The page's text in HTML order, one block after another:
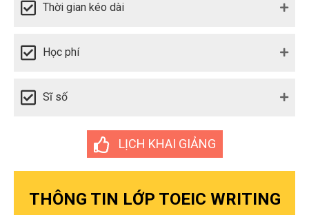
Thời gian kéo dài
Học phí
Sĩ số
LỊCH KHAI GIẢNG
THÔNG TIN LỚP TOEIC WRITING